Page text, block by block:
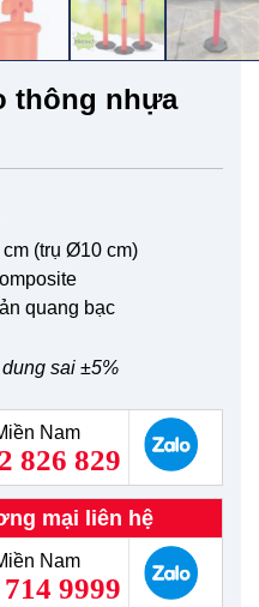
thông nhựa
(trụ Ø10 cm)
quang bạc
sai ±5%
Nam
826 829
mại liên hệ
Nam
9999